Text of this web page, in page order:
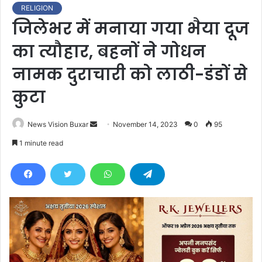
RELIGION
जिलेभर में मनाया गया भैया दूज
का त्यौहार, बहनों ने गोधन
नामक दुराचारी को लाठी-डंडों से
कुटा
News Vision Buxar
d
e
m
a
i
November 14, 2023 0 95
1 minute read